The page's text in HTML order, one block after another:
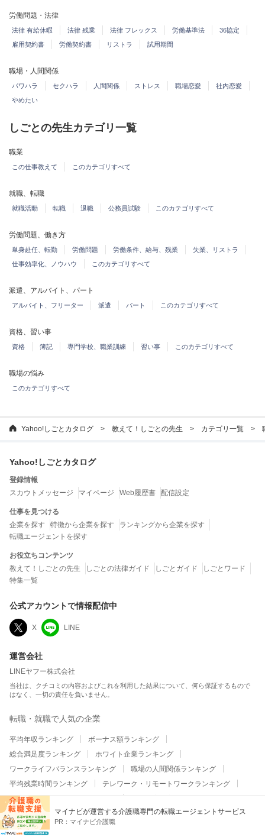
労働問題・法律
法律 有給休暇 法律 残業 法律 フレックス 労働基準法
36協定
雇用契約書
労働契約書 リストラ 試用期間
職場・人間関係
パワハラ セクハラ 人間関係 ストレス 職場恋愛
社内恋愛
やめたい
しごとの先生カテゴリ一覧
職業
この仕事教えて このカテゴリすべて
就職、転職
就職活動 転職 退職 公務員試験 このカテゴリすべて
労働問題、働き方
単身赴任、転勤 労働問題 労働条件、給与、残業
失業、リストラ
仕事効率化、ノウハウ
このカテゴリすべて
派遣、アルバイト、パート
アルバイト、フリーター 派遣 パート このカテゴリすべて
資格、習い事
資格 簿記 専門学校、職業訓練 習い事 このカテゴリすべて
職場の悩み
このカテゴリすべて
Yahoo!しごとカタログ 教えて！しごとの先生 カテゴリ一覧
マイナビが運営する介護職専門の転職エージェントサービス
PR： マイナビ介護職
Yahoo!しごとカタログ
登録情報
スカウトメッセージ
マイページ Web履歴書 配信設定
仕事を見つける
企業を探す
特徴から企業を探す
ランキングから企業を探す
転職エージェントを探す
お役立ちコンテンツ
教えて！しごとの先生
しごとの法律ガイド しごとガイド
しごとワード
特集一覧
公式アカウントで情報配信中
X LINE
運営会社
LINEヤフー株式会社
当社は、クチコミの内容およびこれを利用した結果について、何ら保証するもので
はなく、一切の責任を負いません。
転職・就職で人気の企業
平均年収ランキング
ボーナス額ランキング
総合満足度ランキング
ホワイト企業ランキング
ワークライフバランスランキング
職場の人間関係ランキング
平均残業時間ランキング
テレワーク・リモートワークランキング
給与・昇給・福利厚生ランキング
大企業の平均年収ランキング